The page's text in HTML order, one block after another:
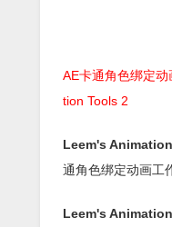
AE卡通角色绑定
tion Tools 2
Leem's
通角色绑定动画工
Leem's